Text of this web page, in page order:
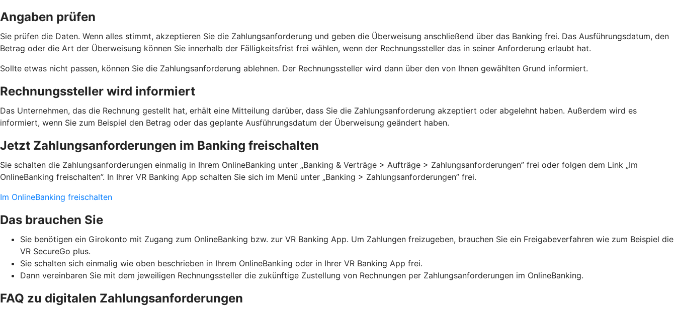
Angaben prüfen
Sie prüfen die Daten. Wenn alles stimmt, akzeptieren Sie die Zahlungsanforderung und geben die Überweisung anschließend über das Banking frei. Das Ausführungsdatum, den
Betrag oder die Art der Überweisung können Sie innerhalb der Fälligkeitsfrist frei wählen, wenn der Rechnungssteller das in seiner Anforderung erlaubt hat.
Sollte etwas nicht passen, können Sie die Zahlungsanforderung ablehnen. Der Rechnungssteller wird dann über den von Ihnen gewählten Grund informiert.
Rechnungssteller wird informiert
Das Unternehmen, das die Rechnung gestellt hat, erhält eine Mitteilung darüber, dass Sie die Zahlungsanforderung akzeptiert oder abgelehnt haben. Außerdem wird es
informiert, wenn Sie zum Beispiel den Betrag oder das geplante Ausführungsdatum der Überweisung geändert haben.
Jetzt Zahlungsanforderungen im Banking freischalten
Sie schalten die Zahlungsanforderungen einmalig in Ihrem OnlineBanking unter „Banking & Verträge > Aufträge > Zahlungsanforderungen”­ frei oder folgen dem Link „Im
OnlineBanking freischalten”. In Ihrer VR Banking App schalten Sie sich im Menü unter „Banking > Zahlungsanforderungen” frei.
Im OnlineBanking freischalten
Das brauchen Sie
Sie benötigen ein Girokonto mit Zugang zum OnlineBanking bzw. zur VR Banking App. Um Zahlungen freizugeben, brauchen Sie ein Freigabeverfahren wie zum Beispiel die
VR SecureGo plus.
Sie schalten sich einmalig wie oben beschrieben in Ihrem OnlineBanking oder in Ihrer VR Banking App frei.
Dann vereinbaren Sie mit dem jeweiligen Rechnungssteller die zukünftige Zustellung von Rechnungen per Zahlungsanforderungen im OnlineBanking.
FAQ zu digitalen Zahlungsanforderungen